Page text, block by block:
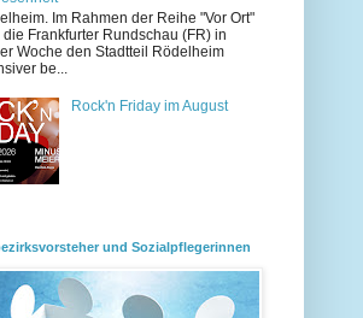
Im Rahmen der Reihe "Vor Ort"
die Frankfurter Rundschau (FR) in
Woche den Stadtteil Rödelheim
be...
Rock'n Friday im August
und Sozialpflegerinnen